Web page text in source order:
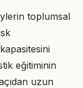
toplumsal
eğitiminin
uzun